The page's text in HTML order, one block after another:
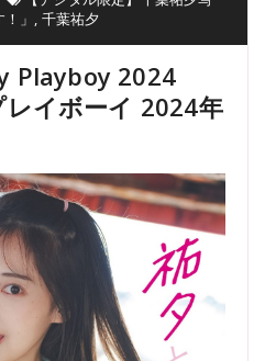
」 , 千葉祐夕
Playboy 2024
イボーイ 2024年